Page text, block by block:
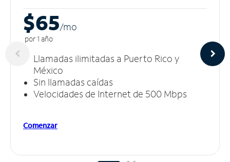
$65/mo
por 1 año
Llamadas ilimitadas a Puerto Rico y
México
Sin llamadas caídas
Velocidades de Internet de 500 Mbps
Comenzar